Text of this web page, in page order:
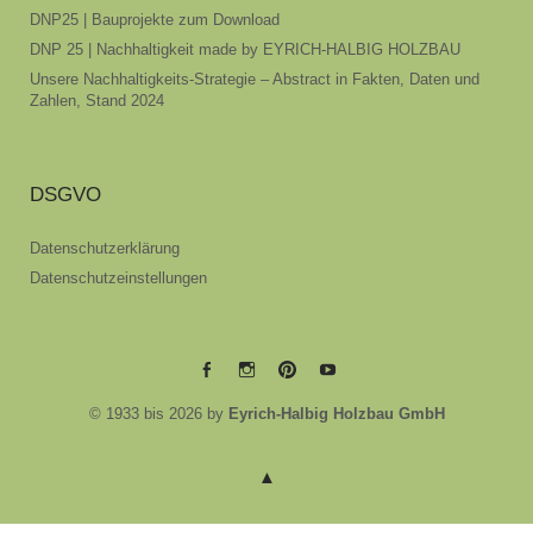
DNP25 | Bauprojekte zum Download
DNP 25 | Nachhaltigkeit made by EYRICH-HALBIG HOLZBAU
Unsere Nachhaltigkeits-Strategie – Abstract in Fakten, Daten und
Zahlen, Stand 2024
DSGVO
Datenschutzerklärung
Datenschutzeinstellungen
EYRICH-EYRICH-EYRICH-EYRICH-
© 1933 bis 2026 by Eyrich-Halbig Holzbau GmbH